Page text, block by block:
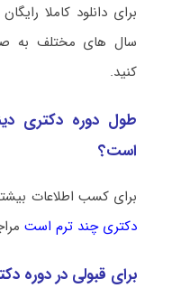
برای دانلود کاملا
سال های مختلف به
کنید.
طول دوره دکتری
است؟
برای کسب اطلاعات
دکتری چند ترم است
برای قبولی در دوره